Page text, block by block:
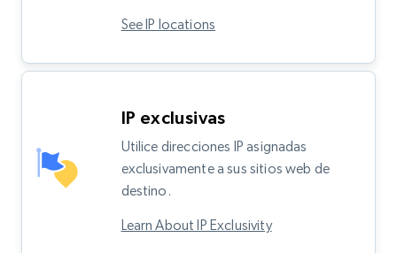
See IP locations
IP exclusivas
Utilice direcciones IP asignadas
exclusivamente a sus sitios web de
destino.
Learn About IP Exclusivity